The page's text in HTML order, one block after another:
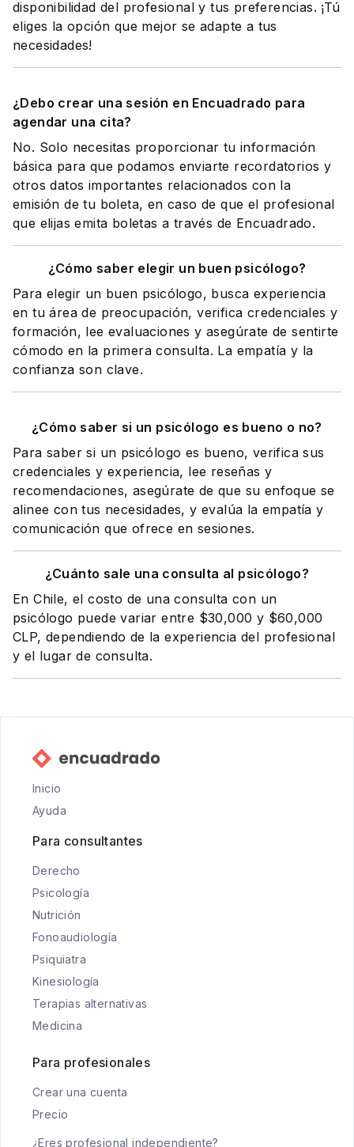
disponibilidad del profesional y tus preferencias. ¡Tú
eliges la opción que mejor se adapte a tus
necesidades!
¿Debo crear una sesión en Encuadrado para
agendar una cita?
No. Solo necesitas proporcionar tu información
básica para que podamos enviarte recordatorios y
otros datos importantes relacionados con la
emisión de tu boleta, en caso de que el profesional
que elijas emita boletas a través de Encuadrado.
¿Cómo saber elegir un buen psicólogo?
Para elegir un buen psicólogo, busca experiencia
en tu área de preocupación, verifica credenciales y
formación, lee evaluaciones y asegúrate de sentirte
cómodo en la primera consulta. La empatía y la
confianza son clave.
¿Cómo saber si un psicólogo es bueno o no?
Para saber si un psicólogo es bueno, verifica sus
credenciales y experiencia, lee reseñas y
recomendaciones, asegúrate de que su enfoque se
alinee con tus necesidades, y evalúa la empatía y
comunicación que ofrece en sesiones.
¿Cuánto sale una consulta al psicólogo?
En Chile, el costo de una consulta con un
psicólogo puede variar entre $30,000 y $60,000
CLP, dependiendo de la experiencia del profesional
y el lugar de consulta.
Inicio
Ayuda
Para consultantes
Derecho
Psicología
Nutrición
Fonoaudiología
Psiquiatra
Kinesiología
Terapias alternativas
Medicina
Para profesionales
Crear una cuenta
Precio
¿Eres profesional independiente?